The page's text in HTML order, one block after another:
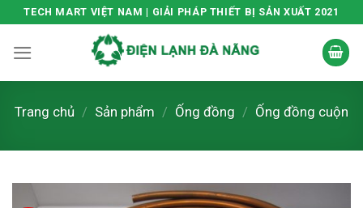
Skip
content
TECH MART VIỆT NAM | GIẢI PHÁP THIẾT BỊ SẢN XUẤT 2021
Trang chủ / Sản phẩm / Ống đồng / Ống đồng cuộn